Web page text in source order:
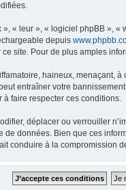
« leur », « logiciel phpBB »,
depuis
site. Pour de plus amples
haineux, menaçant,
entraîner votre
à faire respecter ces conditions.
déplacer ou verrouiller
données. Bien que ces
conduire à la compromission